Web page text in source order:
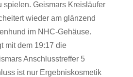
spielen. Geismars Kreisläufer
wieder am glänzend
im NHC-Gehäuse.
mit dem 19:17 die
Anschlusstreffer 5
ist nur Ergebniskosmetik